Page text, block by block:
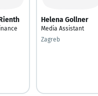
Helena Gollner
Media Assistant
Zagreb